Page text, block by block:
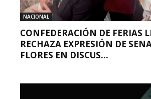
NACIONAL
CONFEDERACIÓN DE FERIAS
RECHAZA EXPRESIÓN DE
FLORES EN DISCUS...